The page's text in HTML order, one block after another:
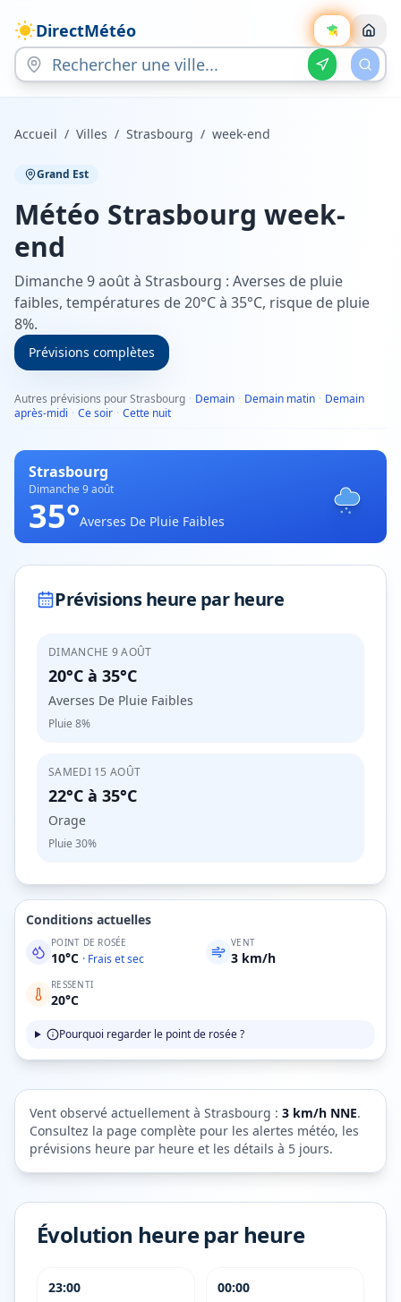
DirectMétéo
Accueil / Villes / Strasbourg / week-end
Grand Est
Météo Strasbourg week-
end
Dimanche 9 août à Strasbourg : Averses de pluie
faibles, températures de 20°C à 35°C, risque de pluie
8%.
Prévisions complètes
Autres prévisions pour Strasbourg · Demain · Demain matin · Demain
après-midi · Ce soir · Cette nuit
Strasbourg
Dimanche 9 août
35°Averses De Pluie Faibles
Prévisions heure par heure
DIMANCHE 9 AOÛT
20°C à 35°C
Averses De Pluie Faibles
Pluie 8%
SAMEDI 15 AOÛT
22°C à 35°C
Orage
Pluie 30%
Conditions actuelles
POINT DE ROSÉE
10°C · Frais et sec
VENT
3 km/h
RESSENTI
20°C
Pourquoi regarder le point de rosée ?
Vent observé actuellement à Strasbourg : 3 km/h NNE.
Consultez la page complète pour les alertes météo, les
prévisions heure par heure et les détails à 5 jours.
Évolution heure par heure
23:00 00:00